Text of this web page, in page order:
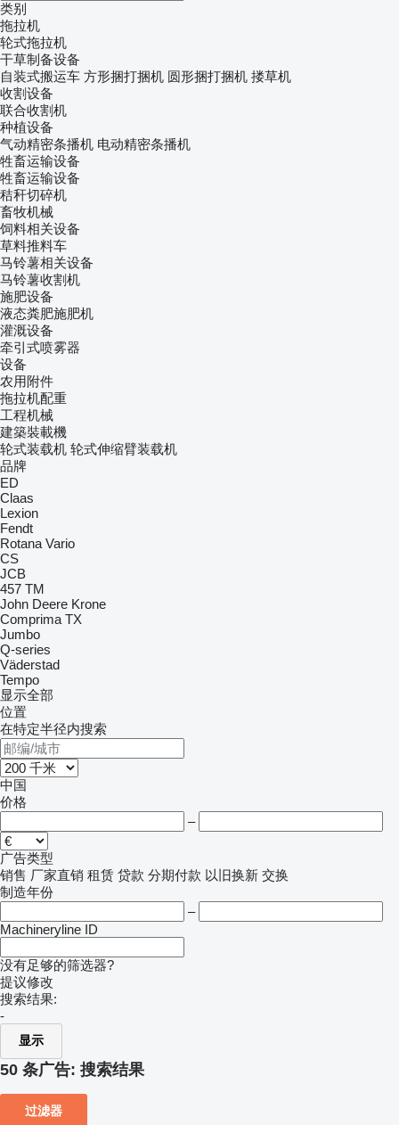
类别
拖拉机
轮式拖拉机
干草制备设备
自装式搬运车 方形捆打捆机 圆形捆打捆机 搂草机
收割设备
联合收割机
种植设备
气动精密条播机 电动精密条播机
牲畜运输设备
牲畜运输设备
秸秆切碎机
畜牧机械
饲料相关设备
草料推料车
马铃薯相关设备
马铃薯收割机
施肥设备
液态粪肥施肥机
灌溉设备
牵引式喷雾器
设备
农用附件
拖拉机配重
工程机械
建築裝載機
轮式装载机 轮式伸缩臂装载机
品牌
ED
Claas
Lexion
Fendt
Rotana Vario
CS
JCB
457 TM
John Deere Krone
Comprima TX
Jumbo
Q-series
Väderstad
Tempo
显示全部
位置
在特定半径内搜索
中国
价格
–
广告类型
销售 厂家直销 租赁 贷款 分期付款 以旧换新 交换
制造年份
–
Machineryline ID
没有足够的筛选器?
提议修改
搜索结果:
-
显示
50 条广告: 搜索结果
过滤器